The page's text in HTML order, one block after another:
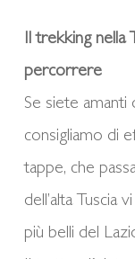
Il trekking nella
percorrere
Se siete amanti
consigliamo di
tappe, che
dell’alta
più belli del